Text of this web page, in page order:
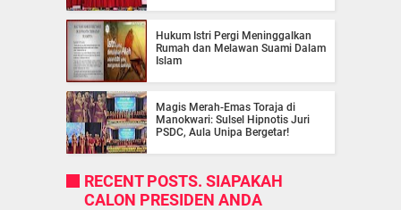
Hukum Istri Pergi Meninggalkan
Rumah dan Melawan Suami Dalam
Islam
Magis Merah-Emas Toraja di
Manokwari: Sulsel Hipnotis Juri
PSDC, Aula Unipa Bergetar!
RECENT POSTS. SIAPAKAH
CALON PRESIDEN ANDA